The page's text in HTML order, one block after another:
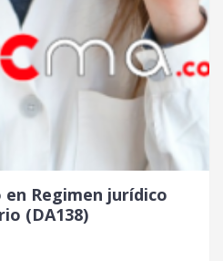
Regimen jurídico
(DA138)